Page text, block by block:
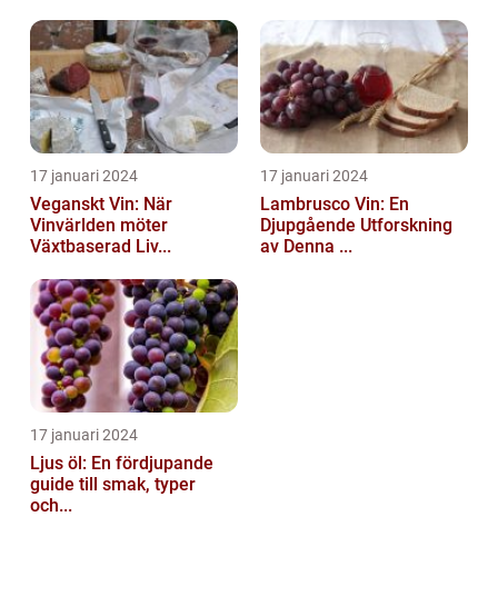
17 januari 2024
Veganskt Vin: När
Vinvärlden möter
Växtbaserad Liv...
17 januari 2024
Lambrusco Vin: En
Djupgående Utforskning
av Denna ...
17 januari 2024
Ljus öl: En fördjupande
guide till smak, typer
och...